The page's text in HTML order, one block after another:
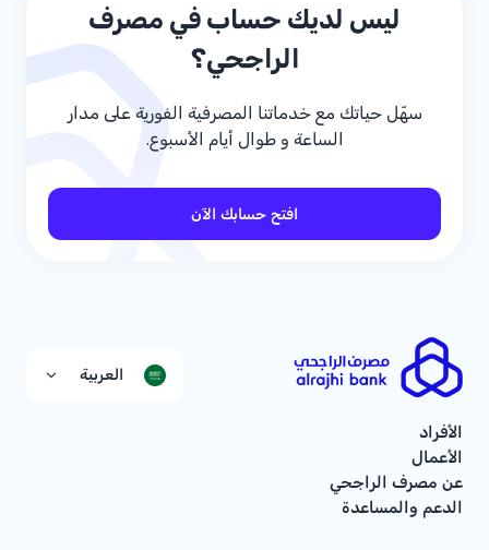
ليس لديك حساب في مصرف
الراجحي؟
سهّل حياتك مع خدماتنا المصرفية الفورية على مدار
الساعة و طوال أيام الأسبوع.
افتح حسابك الآن
العربية
الأفراد
الأعمال
عن مصرف الراجحي
الدعم والمساعدة